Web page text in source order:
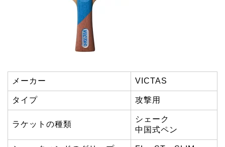
メーカー VICTAS
タイプ 攻撃用
ラケットの種類
シェーク
中国式ペン